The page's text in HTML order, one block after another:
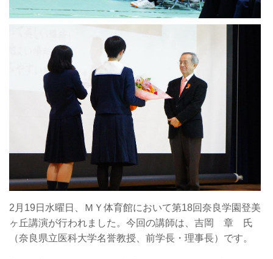
2月19日水曜日、ＭＹ体育館において第18回奈良学園登美
ヶ丘講演が行われました。今回の講師は、吉岡 章 氏
（奈良県立医科大学名誉教授、前学長・理事長）です。